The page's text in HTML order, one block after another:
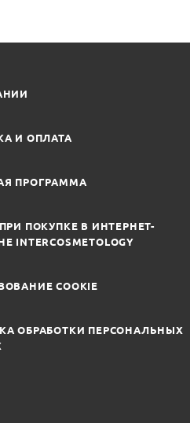
И ОПЛАТА
ПРОГРАММА
ПОКУПКЕ В ИНТЕРНЕТ-
INTERCOSMETOLOGY
COOKIE
ОБРАБОТКИ ПЕРСОНАЛЬНЫХ